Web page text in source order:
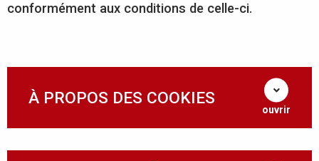
conformément aux conditions de celle-ci.
À PROPOS DES COOKIES
ouvrir